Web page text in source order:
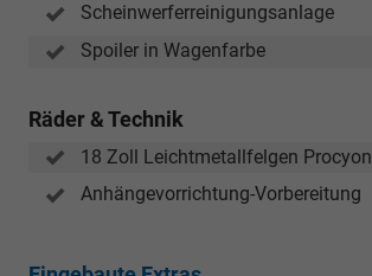
Scheinwerferreinigungsanlage
Spoiler in Wagenfarbe
Räder & Technik
18 Zoll Leichtmetallfelgen Procyon
Anhängevorrichtung-Vorbereitung